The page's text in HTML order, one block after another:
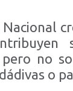
Nacional
pero no
o